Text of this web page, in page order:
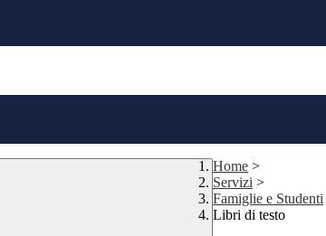
Home >
Servizi >
Famiglie e Studenti
Libri di testo